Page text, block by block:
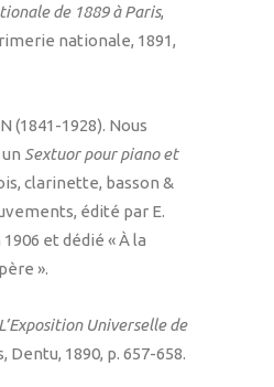
de 1889 à Paris,
nationale, 1891,
(1841-1928). Nous
Sextuor pour piano et
clarinette, basson &
édité par E.
et dédié « À la
».
L’Exposition Universelle de
Dentu, 1890, p. 657-658.